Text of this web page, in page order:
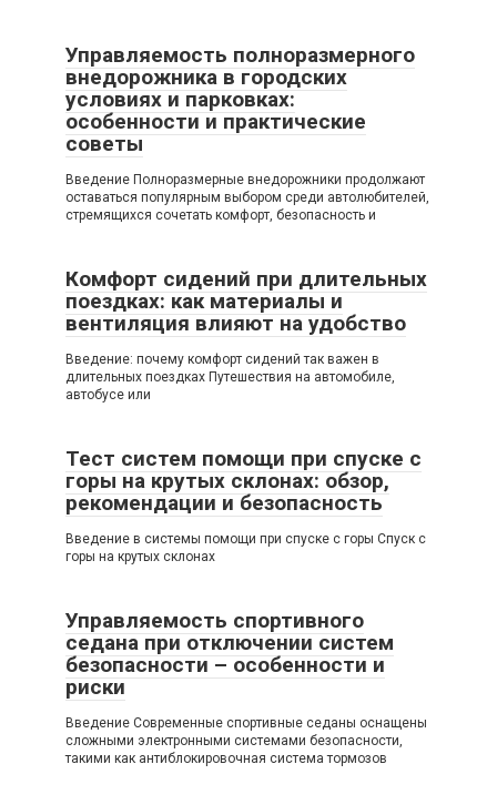
Управляемость полноразмерного
внедорожника в городских
условиях и парковках:
особенности и практические
советы
Введение Полноразмерные внедорожники продолжают
оставаться популярным выбором среди автолюбителей,
стремящихся сочетать комфорт, безопасность и
Комфорт сидений при длительных
поездках: как материалы и
вентиляция влияют на удобство
Введение: почему комфорт сидений так важен в
длительных поездках Путешествия на автомобиле,
автобусе или
Тест систем помощи при спуске с
горы на крутых склонах: обзор,
рекомендации и безопасность
Введение в системы помощи при спуске с горы Спуск с
горы на крутых склонах
Управляемость спортивного
седана при отключении систем
безопасности – особенности и
риски
Введение Современные спортивные седаны оснащены
сложными электронными системами безопасности,
такими как антиблокировочная система тормозов